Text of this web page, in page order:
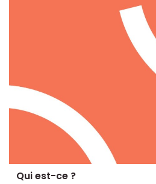
Qui est-ce ?